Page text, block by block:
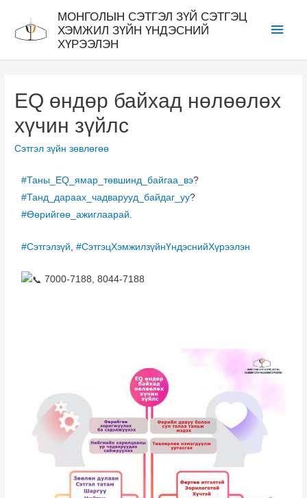
МОНГОЛЫН СЭТГЭЛ ЗҮЙ СЭТГЭЦ
ХЭМЖИЛ ЗҮЙН ҮНДЭСНИЙ
ХҮРЭЭЛЭН
EQ өндөр байхад нөлөөлөх
хүчин зүйлс
Сэтгэл зүйн зөвлөгөө
#Таны_EQ_ямар_төвшинд_байгаа_вэ?
#Танд_дараах_чадварууд_байдаг_уу?
#Өөрийгөө_ажиглаарай.
#Сэтгэлзүй ,#СэтгэцХэмжилзүйнҮндэснийХүрээлэн
7000-7188, 8044-7188